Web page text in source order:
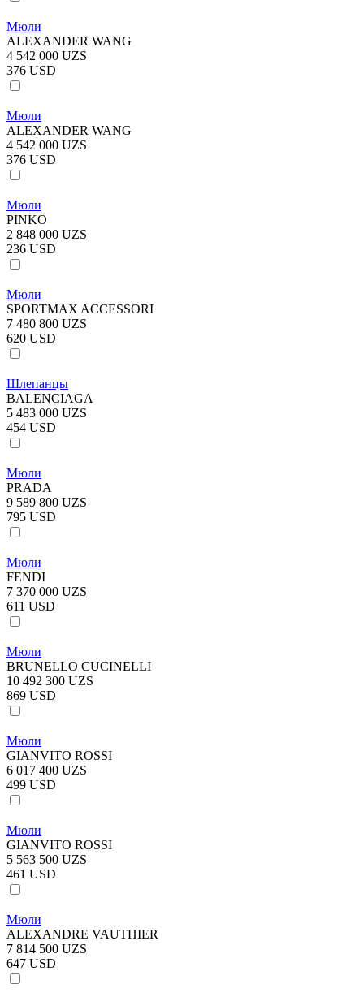
Мюли
ALEXANDER WANG
4 542 000 UZS
376 USD
Мюли
ALEXANDER WANG
4 542 000 UZS
376 USD
Мюли
PINKO
2 848 000 UZS
236 USD
Мюли
SPORTMAX ACCESSORI
7 480 800 UZS
620 USD
Шлепанцы
BALENCIAGA
5 483 000 UZS
454 USD
Мюли
PRADA
9 589 800 UZS
795 USD
Мюли
FENDI
7 370 000 UZS
611 USD
Мюли
BRUNELLO CUCINELLI
10 492 300 UZS
869 USD
Мюли
GIANVITO ROSSI
6 017 400 UZS
499 USD
Мюли
GIANVITO ROSSI
5 563 500 UZS
461 USD
Мюли
ALEXANDRE VAUTHIER
7 814 500 UZS
647 USD